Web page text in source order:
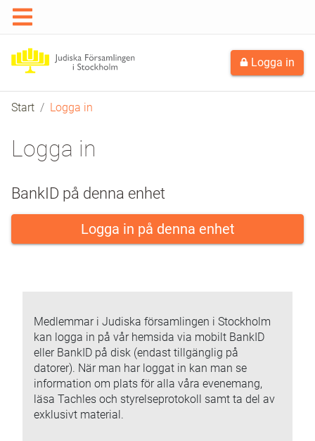
Logga in
Start Logga in
Logga in
BankID på denna enhet
Logga in på denna enhet
Medlemmar i Judiska församlingen i Stockholm
kan logga in på vår hemsida via mobilt BankID
eller BankID på disk (endast tillgänglig på
datorer). När man har loggat in kan man se
information om plats för alla våra evenemang,
läsa Tachles och styrelseprotokoll samt ta del av
exklusivt material.